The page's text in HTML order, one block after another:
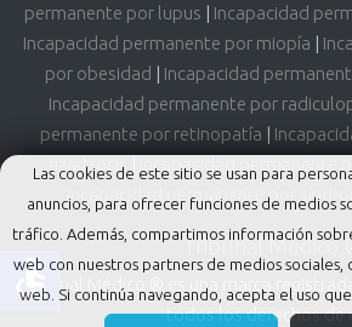
Las cookies de este sitio se usan para
anuncios, para ofrecer funciones de medios
tráfico. Además, compartimos información
web con nuestros partners de medios sociales,
web. Si continúa navegando, acepta el uso
permanente por lupus | Incapacidad
Incapacidad permanente por miopía |
por obesidad | Incapacidad
Incapacidad permanente por
permanente por retinopatía |
rizartrosis
Incapacidad permanente
Incapacidad permanente por
Tribunal Médico
Tribunal Médico ® es una marca
todos los derechos de
accessible